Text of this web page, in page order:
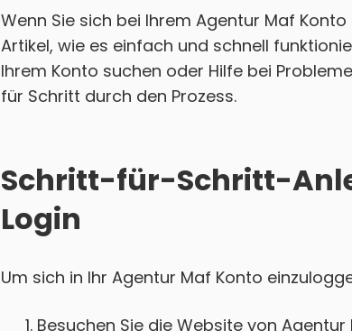
Wenn Sie sich bei Ihrem Agentur Maf
Artikel, wie es einfach und schnell
Ihrem Konto suchen oder Hilfe bei
für Schritt durch den Prozess.
Schritt-für-Schritt-
Login
Um sich in Ihr Agentur Maf Konto
Besuchen Sie die Website von